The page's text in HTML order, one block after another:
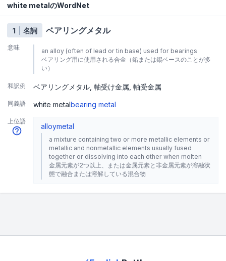
white metalのWordNet
1 名詞 ベアリングメタル
意味
an alloy (often of lead or tin base) used for bearings
ベアリング用に使用される合金（鉛または錫ベースのことが多
い）
和訳例 ベアリングメタル 軸受け金属 軸受金属
同義語 white metalbearing metal
上位語
alloymetal
a mixture containing two or more metallic elements or
metallic and nonmetallic elements usually fused
together or dissolving into each other when molten
金属元素が2つ以上、または金属元素と非金属元素が溶融状
態で融合または溶解している混合物